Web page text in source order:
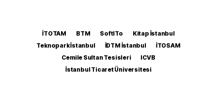
İTOTAM BTM SoftITo
Kitap İstanbul
Teknopark İstanbul
İDTM İstanbul
İTOSAM
Cemile Sultan Tesisleri
ICVB
İstanbul Ticaret Üniversitesi